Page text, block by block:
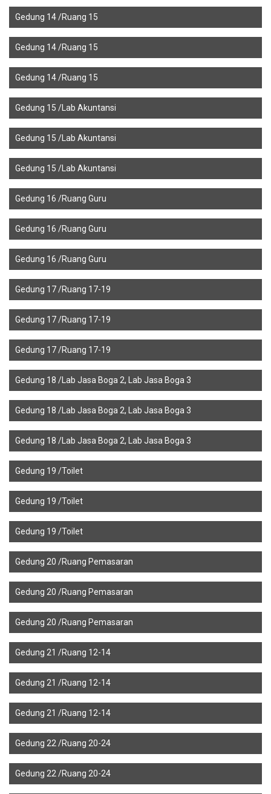
Gedung 14 /Ruang 15
Gedung 14 /Ruang 15
Gedung 14 /Ruang 15
Gedung 15 /Lab Akuntansi
Gedung 15 /Lab Akuntansi
Gedung 15 /Lab Akuntansi
Gedung 16 /Ruang Guru
Gedung 16 /Ruang Guru
Gedung 16 /Ruang Guru
Gedung 17 /Ruang 17-19
Gedung 17 /Ruang 17-19
Gedung 17 /Ruang 17-19
Gedung 18 /Lab Jasa Boga 2, Lab Jasa Boga 3
Gedung 18 /Lab Jasa Boga 2, Lab Jasa Boga 3
Gedung 18 /Lab Jasa Boga 2, Lab Jasa Boga 3
Gedung 19 /Toilet
Gedung 19 /Toilet
Gedung 19 /Toilet
Gedung 20 /Ruang Pemasaran
Gedung 20 /Ruang Pemasaran
Gedung 20 /Ruang Pemasaran
Gedung 21 /Ruang 12-14
Gedung 21 /Ruang 12-14
Gedung 21 /Ruang 12-14
Gedung 22 /Ruang 20-24
Gedung 22 /Ruang 20-24